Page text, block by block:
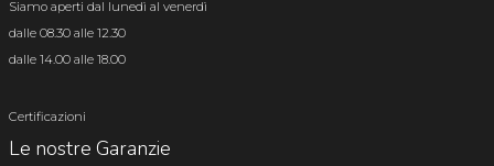
Siamo aperti dal lunedì al venerdì
dalle 08.30 alle 12.30
dalle 14.00 alle 18.00
Certificazioni
Le nostre Garanzie